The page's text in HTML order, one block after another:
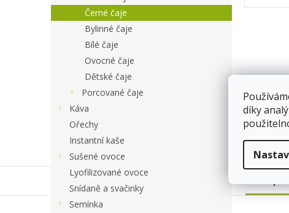
díky
Černé čaje
Bylinné čaje
Bílé čaje
Ovocné čaje
Dětské čaje
Porcované čaje
Káva
Ořechy
Instantní kaše
Sušené ovoce
Lyofilizované ovoce
Snídaně a svačinky
Semínka